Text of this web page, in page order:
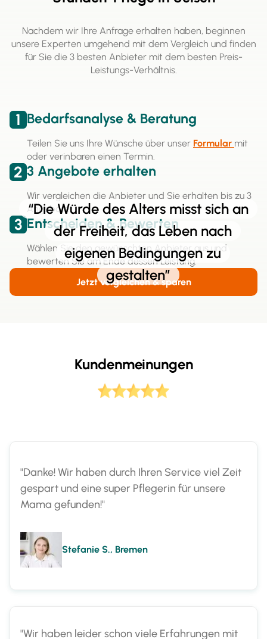
Nachdem wir Ihre Anfrage erhalten haben, beginnen
unsere Experten umgehend mit dem Vergleich und finden
für Sie die 3 besten Anbieter mit dem besten Preis-
Leistungs-Verhältnis.
1 Bedarfsanalyse & Beratung
Teilen Sie uns Ihre Wünsche über unser Formular mit
oder verinbaren einen Termin.
2 3 Angebote erhalten
Wir vergleichen die Anbieter und Sie erhalten bis zu 3
Angebote.
3 Entscheiden & Bewerten
Wählen Sie den gewünschten Anbieter aus und
bewerten Sie am Ende dessen Leistung.
Jetzt vergleichen & sparen
“Die Würde des Alters misst sich an
der Freiheit, das Leben nach
eigenen Bedingungen zu
gestalten”
Kundenmeinungen
"Danke! Wir haben durch Ihren Service viel Zeit
gespart und eine super Pflegerin für unsere
Mama gefunden!"
Stefanie S., Bremen
"Wir haben leider schon viele Erfahrungen mit